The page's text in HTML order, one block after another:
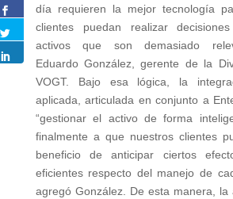
día requieren la mejor tecnología
clientes puedan realizar
activos que son demasiado
Eduardo González, gerente de la
VOGT. Bajo esa lógica, la
aplicada, articulada en conjunto a
“gestionar el activo de forma
finalmente a que nuestros clientes
beneficio de anticipar ciertos
eficientes respecto del manejo de
agregó González. De esta manera, la